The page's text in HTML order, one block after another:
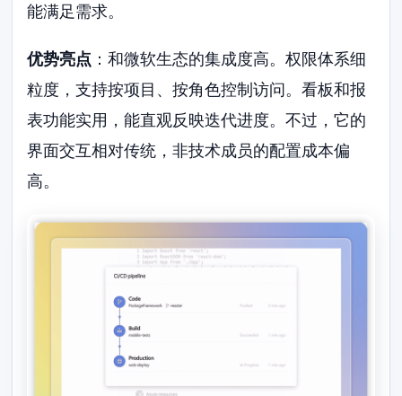
能满足需求。
优势亮点 ：和微软生态的集成度高。权限体系细
粒度，支持按项目、按角色控制访问。看板和报
表功能实用，能直观反映迭代进度。不过，它的
界面交互相对传统，非技术成员的配置成本偏
高。